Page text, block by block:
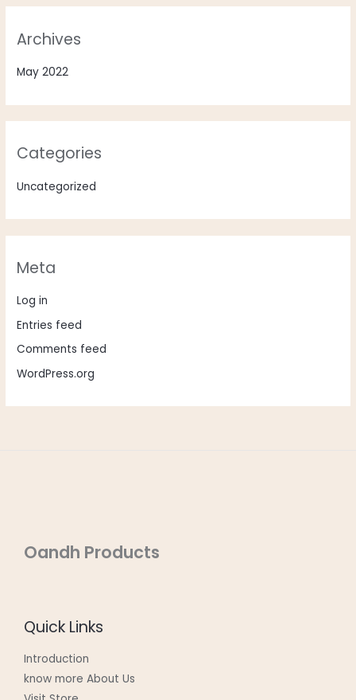
Archives
May 2022
Categories
Uncategorized
Meta
Log in
Entries feed
Comments feed
WordPress.org
Oandh Products
Quick Links
Introduction
know more About Us